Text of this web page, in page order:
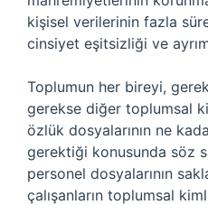
kişisel verilerinin fazla
cinsiyet eşitsizliği ve
Toplumun her bireyi,
gerekse diğer toplumsal
özlük dosyalarının ne
gerektiği konusunda söz
personel dosyalarının
çalışanların toplumsal